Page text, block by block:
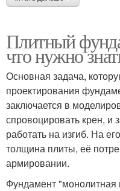
Плитный
что нужно
Основная задача,
проектирования
заключается в
спровоцировать крен, и
работать на изгиб. На
толщина плиты, её
армировании.
Фундамент "монолитная